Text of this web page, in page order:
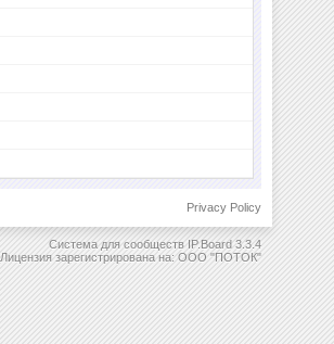
Privacy Policy
Система для сообществ IP.Board 3.3.4
Лицензия зарегистрирована на: ООО "ПОТОК"